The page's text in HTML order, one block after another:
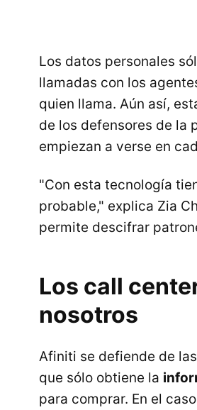
Los datos personales
llamadas con los
quien llama. Aún así,
de los defensores de la
empiezan a verse en
"Con esta tecnología
probable," explica Zia
permite descifrar
Los call
nosotros
Afiniti se defiende de
que sólo obtiene la
para comprar. En el